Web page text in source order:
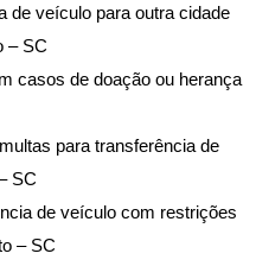
de veículo para outra cidade
– SC
casos de doação ou herança
para transferência de
SC
de veículo com restrições
– SC